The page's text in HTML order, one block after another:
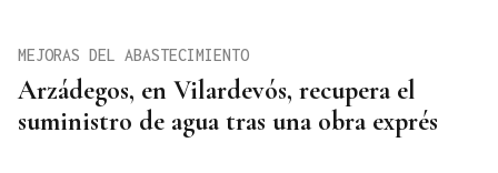
Arzádegos, en Vilardevós, recupera el
suministro de agua tras una obra exprés
MEJORAS DEL ABASTECIMIENTO